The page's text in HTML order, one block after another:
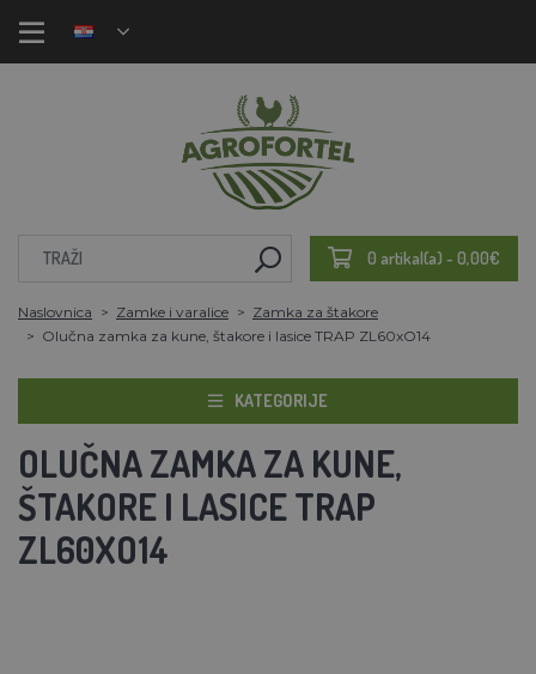
0 artikal(a) - 0,00€
Naslovnica Zamke i varalice
Zamka za štakore
Olučna zamka za kune, štakore i lasice TRAP ZL60xO14
KATEGORIJE
OLUČNA ZAMKA ZA KUNE,
ŠTAKORE I LASICE TRAP
ZL60XO14